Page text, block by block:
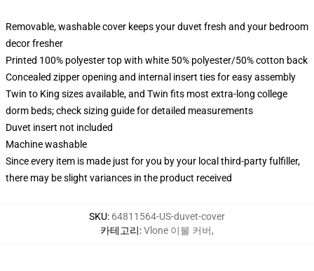
Removable, washable cover keeps your duvet fresh and your bedroom
decor fresher
Printed 100% polyester top with white 50% polyester/50% cotton back
Concealed zipper opening and internal insert ties for easy assembly
Twin to King sizes available, and Twin fits most extra-long college
dorm beds; check sizing guide for detailed measurements
Duvet insert not included
Machine washable
Since every item is made just for you by your local third-party fulfiller,
there may be slight variances in the product received
SKU: 64811564-US-duvet-cover
카테고리:Vlone 이불 커버,